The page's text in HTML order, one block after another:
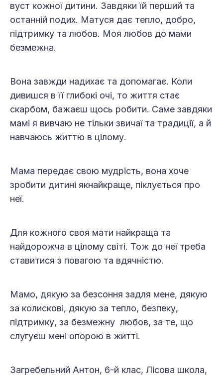
вуст кожної дитини. Завдяки їй перший та
останній подих. Матуся дає тепло, добро,
підтримку та любов. Моя любов до мами
безмежна.
Вона завжди надихає та допомагає. Коли
дивишся в її глибокі очі, то життя стає
скарбом, бажаєш щось робити. Саме завдяки
мамі я вивчаю не тільки звичаї та традиції, а й
навчаюсь життю в цілому.
Мама передає свою мудрість, вона хоче
зробити дитині якнайкраще, піклується про
неї.
Для кожного своя мати найкраща та
найдорожча в цілому світі. Тож до неї треба
ставитися з повагою та вдячністю.
Мамо, дякую за безсоння задля мене, дякую
за колискові, дякую за тепло, безпеку,
підтримку, за безмежну любов, за те, що
слугуєш мені опорою в житті.
Загребельний Антон, 6-й клас, Лісова школа,